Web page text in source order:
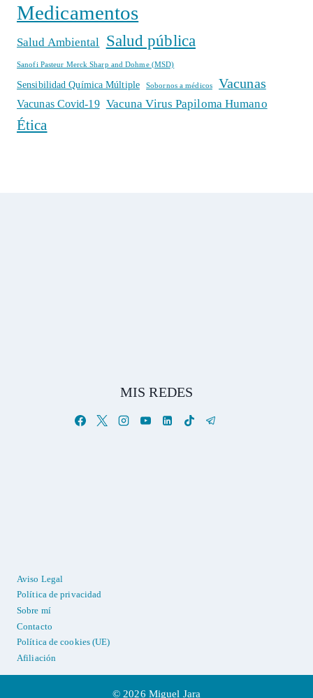
Medicamentos
Salud Ambiental Salud pública
Sanofi Pasteur Merck Sharp and Dohme (MSD)
Sensibilidad Química Múltiple Sobornos a médicos Vacunas
Vacunas Covid-19 Vacuna Virus Papiloma Humano
Ética
MIS REDES
Aviso Legal
Política de privacidad
Sobre mí
Contacto
Política de cookies (UE)
Afiliación
© 2026 Miguel Jara